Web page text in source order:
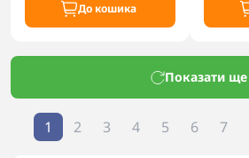
До кошика
Показати ще
1 2 3 4 5 6 7